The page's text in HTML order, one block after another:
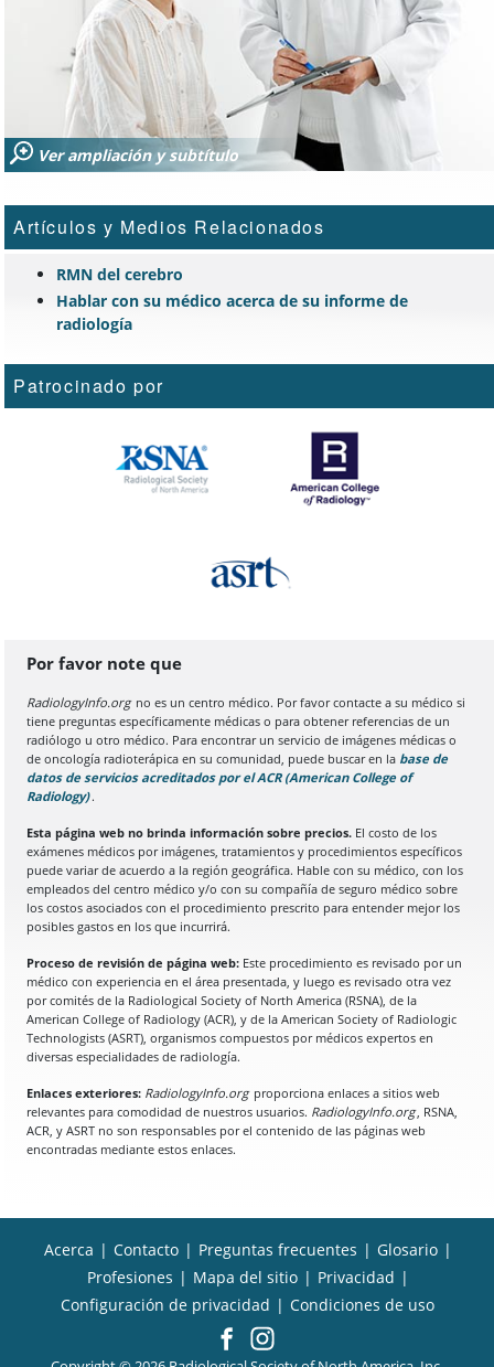
Ver ampliación y subtítulo
Artículos y Medios Relacionados
RMN del cerebro
Hablar con su médico acerca de su informe de
radiología
Patrocinado por
Por favor note que
RadiologyInfo.orgno es un centro médico. Por favor contacte a su médico si
tiene preguntas específicamente médicas o para obtener referencias de un
radiólogo u otro médico. Para encontrar un servicio de imágenes médicas o
de oncología radioterápica en su comunidad, puede buscar en la base de
datos de servicios acreditados por el ACR (American College of
Radiology)(Se abre en una nueva pestaña del navegador)
.
Esta página web no brinda información sobre precios. El costo de los
exámenes médicos por imágenes, tratamientos y procedimientos específicos
puede variar de acuerdo a la región geográfica. Hable con su médico, con los
empleados del centro médico y/o con su compañía de seguro médico sobre
los costos asociados con el procedimiento prescrito para entender mejor los
posibles gastos en los que incurrirá.
Proceso de revisión de página web: Este procedimiento es revisado por un
médico con experiencia en el área presentada, y luego es revisado otra vez
por comités de la Radiological Society of North America (RSNA), de la
American College of Radiology (ACR), y de la American Society of Radiologic
Technologists (ASRT), organismos compuestos por médicos expertos en
diversas especialidades de radiología.
Enlaces exteriores: RadiologyInfo.org proporciona enlaces a sitios web
relevantes para comodidad de nuestros usuarios. RadiologyInfo.org, RSNA,
ACR, y ASRT no son responsables por el contenido de las páginas web
encontradas mediante estos enlaces.
Acerca | Contacto | Preguntas frecuentes | Glosario |
Profesiones | Mapa del sitio | Privacidad |
Configuración de privacidad | Condiciones de uso